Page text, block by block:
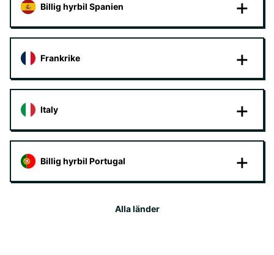
Billig hyrbil Spanien
Frankrike
Italy
Billig hyrbil Portugal
Alla länder